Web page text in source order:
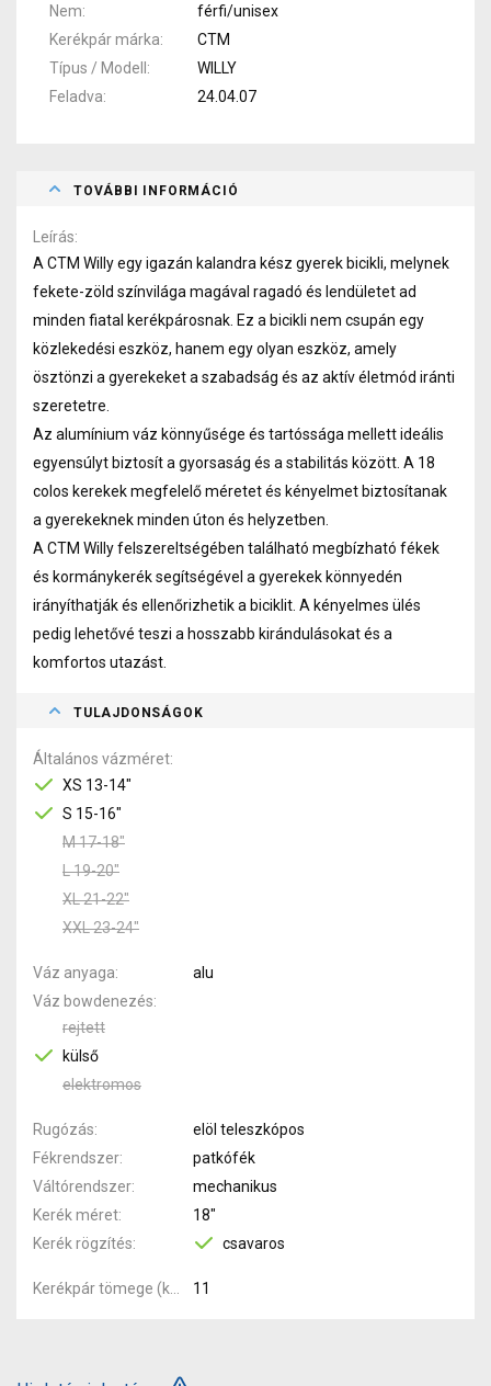
Nem
férfi/unisex
Kerékpár márka
CTM
Típus / Modell
WILLY
Feladva
24.04.07
TOVÁBBI INFORMÁCIÓ
Leírás
A CTM Willy egy igazán kalandra kész gyerek bicikli, melynek
fekete-zöld színvilága magával ragadó és lendületet ad
minden fiatal kerékpárosnak. Ez a bicikli nem csupán egy
közlekedési eszköz, hanem egy olyan eszköz, amely
ösztönzi a gyerekeket a szabadság és az aktív életmód iránti
szeretetre.
Az alumínium váz könnyűsége és tartóssága mellett ideális
egyensúlyt biztosít a gyorsaság és a stabilitás között. A 18
colos kerekek megfelelő méretet és kényelmet biztosítanak
a gyerekeknek minden úton és helyzetben.
A CTM Willy felszereltségében található megbízható fékek
és kormánykerék segítségével a gyerekek könnyedén
irányíthatják és ellenőrizhetik a biciklit. A kényelmes ülés
pedig lehetővé teszi a hosszabb kirándulásokat és a
komfortos utazást.
TULAJDONSÁGOK
Általános vázméret
XS 13-14"
S 15-16"
M 17-18"
L 19-20"
XL 21-22"
XXL 23-24"
Váz anyaga
alu
Váz bowdenezés
rejtett
külső
elektromos
Rugózás
elöl teleszkópos
Fékrendszer
patkófék
Váltórendszer
mechanikus
Kerék méret
18"
Kerék rögzítés
csavaros
11